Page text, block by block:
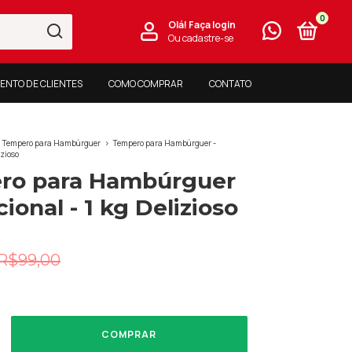
Olá! Faça login
Ou cadastre-se
0
DE CLIENTES COMO COMPRAR CONTATO
Tempero para Hambúrguer > Tempero para Hambúrguer -
para Hambúrguer
- 1 kg Delizioso